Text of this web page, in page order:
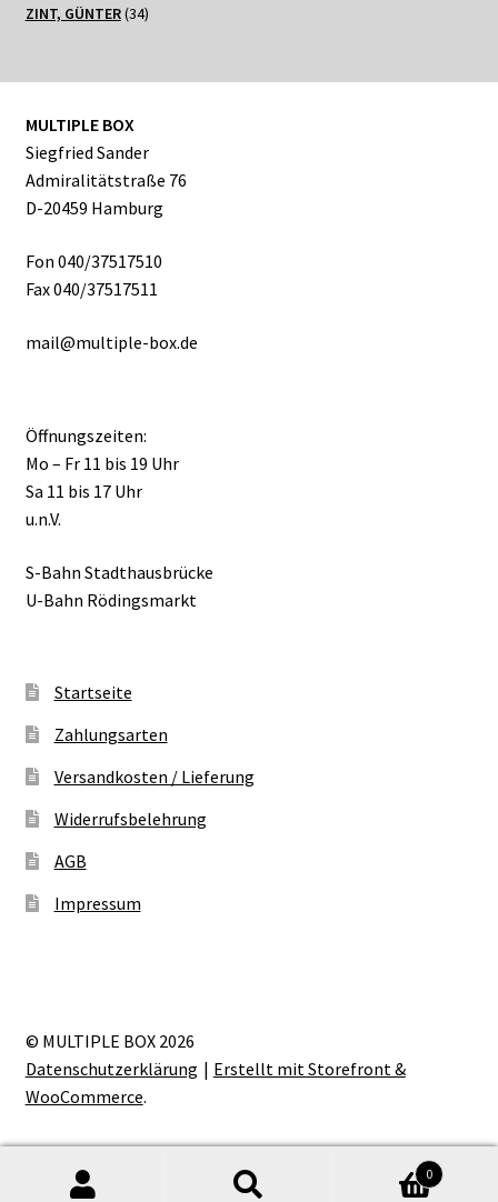
Produkte
ZINT, GÜNTER 3434
MULTIPLE BOX
Siegfried Sander
Admiralitätstraße 76
D-20459 Hamburg
Fon 040/37517510
Fax 040/37517511
mail@multiple-box.de
Öffnungszeiten:
Mo – Fr 11 bis 19 Uhr
Sa 11 bis 17 Uhr
u.n.V.
S-Bahn Stadthausbrücke
U-Bahn Rödingsmarkt
Startseite
Zahlungsarten
Versandkosten / Lieferung
Widerrufsbelehrung
AGB
Impressum
© MULTIPLE BOX 2026
Datenschutzerklärung
Erstellt mit Storefront &
WooCommerce.
0